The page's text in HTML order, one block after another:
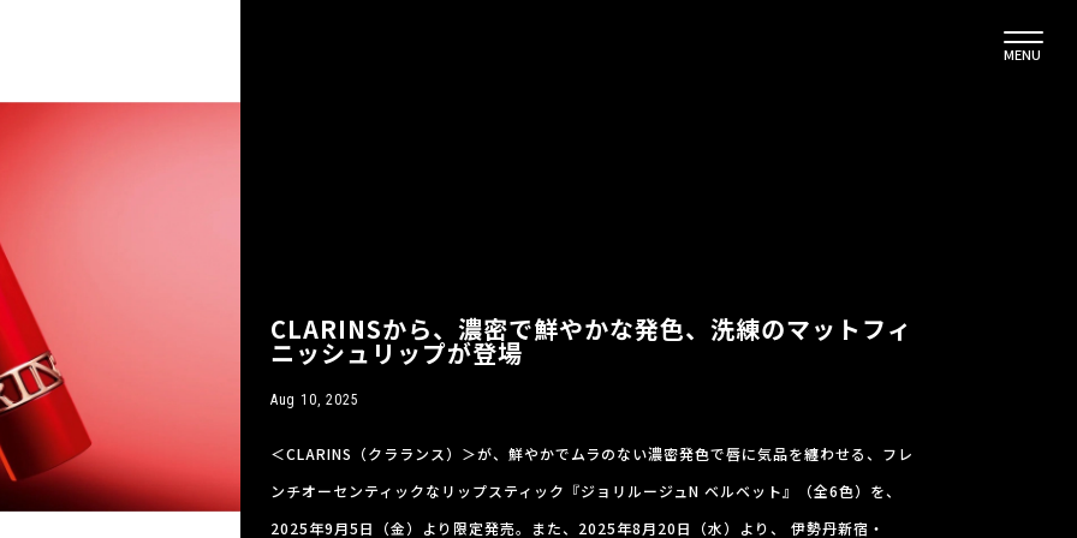
MENU
CLARINSから、濃密で鮮やかな発色、洗練のマットフィ
ニッシュリップが登場
Aug 10, 2025
＜CLARINS（クラランス）＞が、鮮やかでムラのない濃密発色で唇に気品を纏わせる、フレ
ンチオーセンティックなリップスティック『ジョリルージュN ベルベット』（全6色）を、
2025年9月5日（金）より限定発売。また、2025年8月20日（水）より、 伊勢丹新宿・